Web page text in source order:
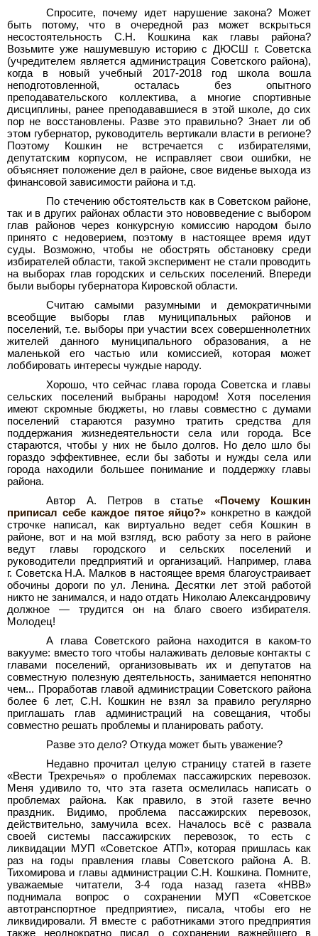
Спросите, почему идет нарушение закона? Может
быть потому, что в очередной раз может вскрыться
несостоятельность С.Н. Кошкина как главы района?
Возьмите уже нашумевшую историю с ДЮСШ г. Советска
(учредителем является администрация Советского района),
когда в новый учебный 2017-2018 год школа вошла
неподготовленной, осталась без опытного
преподавательского коллектива, а многие спортивные
дисциплины, ранее преподававшиеся в этой школе, до сих
пор не восстановлены. Разве это правильно? Знает ли об
этом губернатор, руководитель вертикали власти в регионе?
Поэтому Кошкин не встречается с избирателями,
депутатским корпусом, не исправляет свои ошибки, не
объясняет положение дел в районе, свое виденье выхода из
финансовой зависимости района и т.д.
По стечению обстоятельств как в Советском районе,
так и в других районах области это нововведение с выбором
глав районов через конкурсную комиссию народом было
принято с недоверием, поэтому в настоящее время идут
суды. Возможно, чтобы не обострять обстановку среди
избирателей области, такой эксперимент не стали проводить
на выборах глав городских и сельских поселений. Впереди
были выборы губернатора Кировской области.
Считаю самыми разумными и демократичными
всеобщие выборы глав муниципальных районов и
поселений, т.е. выборы при участии всех совершеннолетних
жителей данного муниципального образования, а не
маленькой его частью или комиссией, которая может
лоббировать интересы чуждые народу.
Хорошо, что сейчас глава города Советска и главы
сельских поселений выбраны народом! Хотя поселения
имеют скромные бюджеты, но главы совместно с думами
поселений стараются разумно тратить средства для
поддержания жизнедеятельности села или города. Все
стараются, чтобы у них не было долгов. Но дело шло бы
гораздо эффективнее, если бы заботы и нужды села или
города находили большее понимание и поддержку главы
района.
Автор А. Петров в статье «Почему Кошкин
приписал себе каждое пятое яйцо?» конкретно в каждой
строчке написал, как виртуально ведет себя Кошкин в
районе, вот и на мой взгляд, всю работу за него в районе
ведут главы городского и сельских поселений и
руководители предприятий и организаций. Например, глава
г. Советска Н.А. Малков в настоящее время благоустраивает
обочины дороги по ул. Ленина. Десятки лет этой работой
никто не занимался, и надо отдать Николаю Александровичу
должное — трудится он на благо своего избирателя.
Молодец!
А глава Советского района находится в каком-то
вакууме: вместо того чтобы налаживать деловые контакты с
главами поселений, организовывать их и депутатов на
совместную полезную деятельность, занимается непонятно
чем... Проработав главой администрации Советского района
более 6 лет, С.Н. Кошкин не взял за правило регулярно
приглашать глав администраций на совещания, чтобы
совместно решать проблемы и планировать работу.
Разве это дело? Откуда может быть уважение?
Недавно прочитал целую страницу статей в газете
«Вести Трехречья» о проблемах пассажирских перевозок.
Меня удивило то, что эта газета осмелилась написать о
проблемах района. Как правило, в этой газете вечно
праздник. Видимо, проблема пассажирских перевозок,
действительно, замучила всех. Началось всё с развала
своей системы пассажирских перевозок, то есть с
ликвидации МУП «Советское АТП», которая пришлась как
раз на годы правления главы Советского района А. В.
Тихомирова и главы администрации С.Н. Кошкина. Помните,
уважаемые читатели, 3-4 года назад газета «НВВ»
поднимала вопрос о сохранении МУП «Советское
автотранспортное предприятие», писала, чтобы его не
ликвидировали. Я вместе с работниками этого предприятия
также неоднократно писал о сохранении важнейшего в